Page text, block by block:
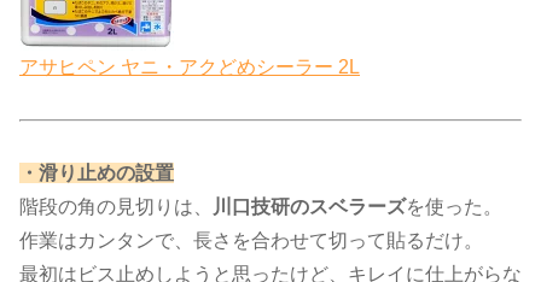
アサヒペン ヤニ・アクどめシーラー 2L
・滑り止めの設置​
階段の角の見切りは、
川口技研のスベラーズを使った。
作業はカンタンで、長さを合わせて切って貼るだけ。
最初はビス止めしようと思ったけど、キレイに仕上がらな